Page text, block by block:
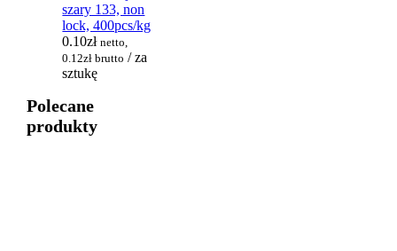
szary 133, non
lock, 400pcs/kg
0.10zł netto,
0.12zł brutto / za
sztukę
Polecane
produkty